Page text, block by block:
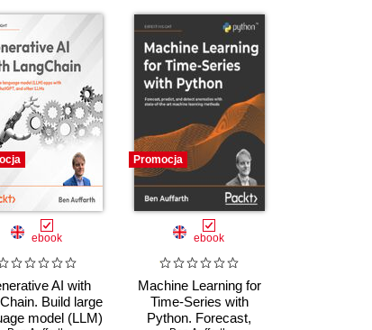
ebook
AI with
Build large
model (LLM)
Promocja
ebook
Machine Learning for
Time-Series with
Python. Forecast,